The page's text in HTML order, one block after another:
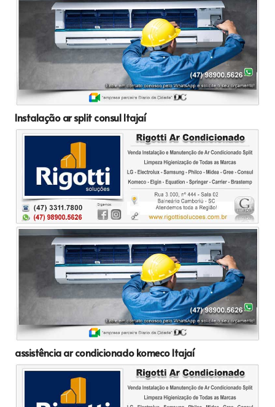
Instalação ar split consul Itajaí
assistência ar condicionado komeco Itajaí